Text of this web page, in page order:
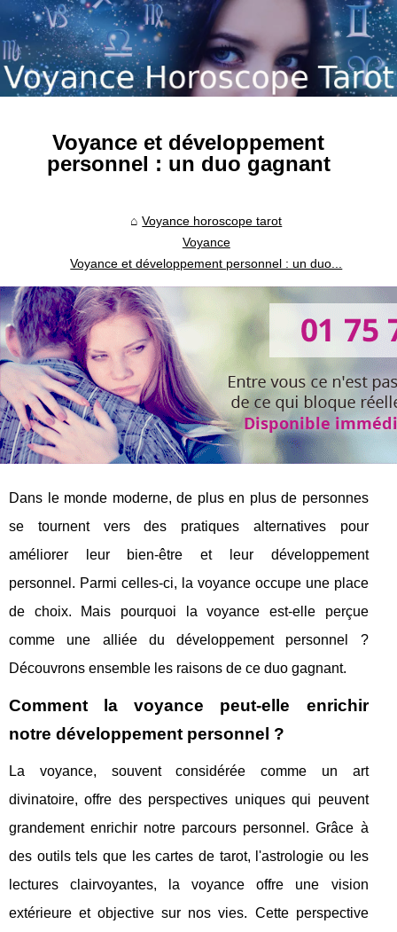
Voyance et développement
personnel : un duo gagnant
Voyance horoscope tarot
Voyance
Voyance et développement personnel : un duo...
Dans le monde moderne, de plus en plus de personnes
se tournent vers des pratiques alternatives pour
améliorer leur bien-être et leur développement
personnel. Parmi celles-ci, la voyance occupe une place
de choix. Mais pourquoi la voyance est-elle perçue
comme une alliée du développement personnel ?
Découvrons ensemble les raisons de ce duo gagnant.
Comment la voyance peut-elle enrichir
notre développement personnel ?
La voyance, souvent considérée comme un art
divinatoire, offre des perspectives uniques qui peuvent
grandement enrichir notre parcours personnel. Grâce à
des outils tels que les cartes de tarot, l'astrologie ou les
lectures clairvoyantes, la voyance offre une vision
extérieure et objective sur nos vies. Cette perspective